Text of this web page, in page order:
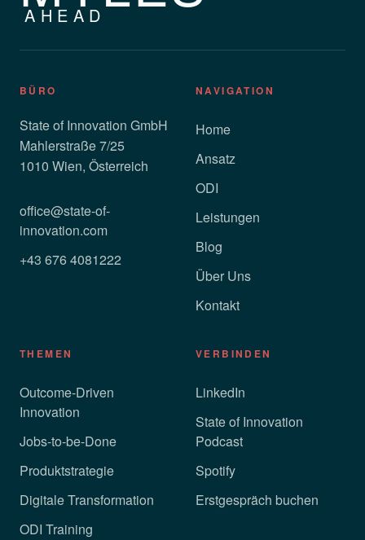
AHEAD
BÜRO
State of Innovation GmbH
Mahlerstraße 7/25
1010 Wien, Österreich
office@state-of-
innovation.com
+43 676 4081222
NAVIGATION
Home
Ansatz
ODI
Leistungen
Blog
Über Uns
Kontakt
THEMEN
Outcome-Driven
Innovation
Jobs-to-be-Done
Produktstrategie
Digitale Transformation
ODI Training
VERBINDEN
LinkedIn
State of Innovation
Podcast
Spotify
Erstgespräch buchen